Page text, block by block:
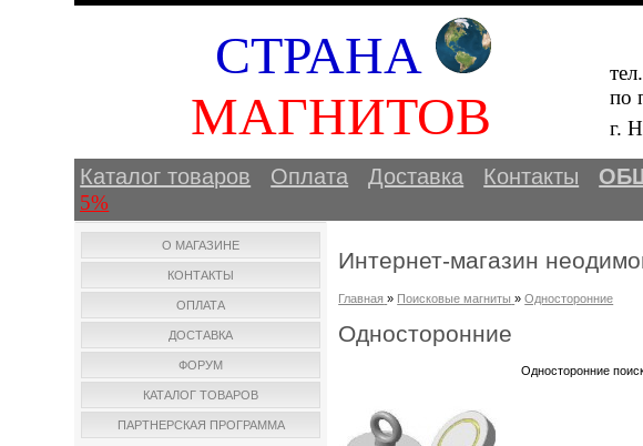
СТРАНА
МАГНИТОВ
по
г.
Каталог товаров Оплата Доставка Контакты
5%
О МАГАЗИНЕ
КОНТАКТЫ
ОПЛАТА
ДОСТАВКА
ФОРУМ
КАТАЛОГ ТОВАРОВ
ПАРТНЕРСКАЯ ПРОГРАММА
Интернет-магазин
Главная » Поисковые магниты »Односторонние
Односторонние
Односторонние